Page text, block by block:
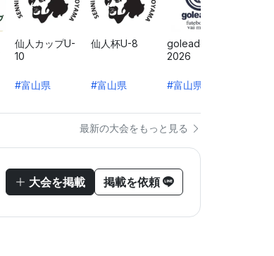
仙人カップU-
10
#富山県
仙人杯U-8
#富山県
goleador cup
2026
#富山県
最新の大会をもっと見る
大会を掲載 掲載を依頼